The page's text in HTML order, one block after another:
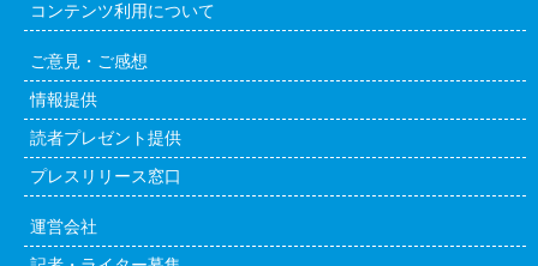
コンテンツ利用について
ご意見・ご感想
情報提供
読者プレゼント提供
プレスリリース窓口
運営会社